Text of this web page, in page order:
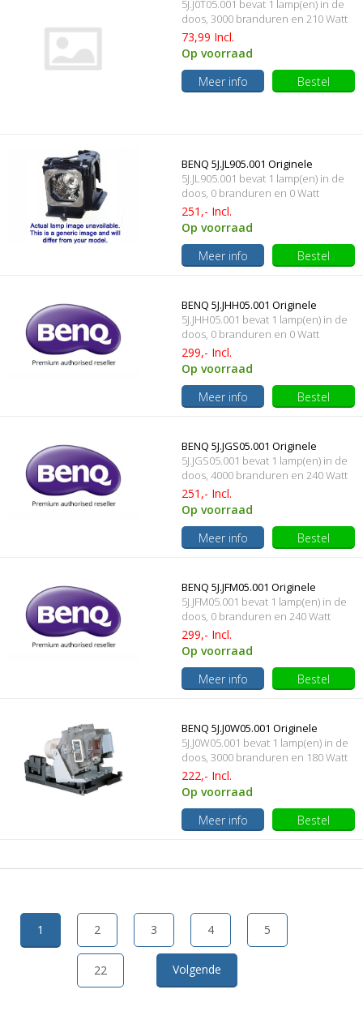
behuizing
5J.J0T05.001 bevat 1 lamp(en) in de
doos, 3000 branduren en 210 Watt
73,99 Incl.
Op voorraad
Meer info
Bestel
BENQ 5J.JL905.001 Originele
lampmodule
5J.JL905.001 bevat 1 lamp(en) in de
doos, 0 branduren en 0 Watt
251,- Incl.
Op voorraad
Meer info
Bestel
BENQ 5J.JHH05.001 Originele
lampmodule
5J.JHH05.001 bevat 1 lamp(en) in de
doos, 0 branduren en 0 Watt
299,- Incl.
Op voorraad
Meer info
Bestel
BENQ 5J.JGS05.001 Originele
lampmodule
5J.JGS05.001 bevat 1 lamp(en) in de
doos, 4000 branduren en 240 Watt
251,- Incl.
Op voorraad
Meer info
Bestel
BENQ 5J.JFM05.001 Originele
lampmodule
5J.JFM05.001 bevat 1 lamp(en) in de
doos, 0 branduren en 240 Watt
299,- Incl.
Op voorraad
Meer info
Bestel
BENQ 5J.J0W05.001 Originele
lampmodule
5J.J0W05.001 bevat 1 lamp(en) in de
doos, 3000 branduren en 180 Watt
222,- Incl.
Op voorraad
Meer info
Bestel
1 2 3 4 5
22 Volgende